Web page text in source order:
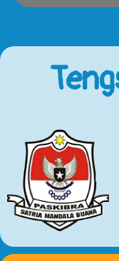
Profil